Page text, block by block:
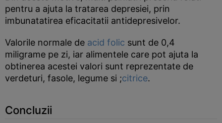
pentru a ajuta la tratarea depresiei, prin
imbunatatirea eficacitatii antidepresivelor.
Valorile normale de acid folic sunt de 0,4
miligrame pe zi, iar alimentele care pot ajuta la
obtinerea acestei valori sunt reprezentate de
verdeturi, fasole, legume si ;citrice.
Concluzii